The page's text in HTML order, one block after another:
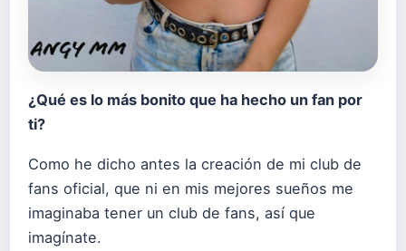
¿Qué es lo más bonito que ha hecho un fan por
ti?
Como he dicho antes la creación de mi club de
fans oficial, que ni en mis mejores sueños me
imaginaba tener un club de fans, así que
imagínate.